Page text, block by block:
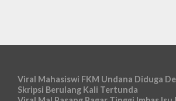
Viral Mahasiswi FKM Undana Diduga
Skripsi Berulang Kali Tertunda